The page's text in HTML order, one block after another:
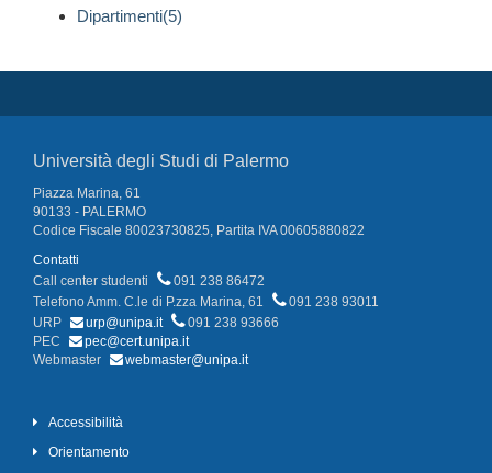
Dipartimenti(5)
Università degli Studi di Palermo
Piazza Marina, 61
90133 - PALERMO
Codice Fiscale 80023730825, Partita IVA 00605880822
Contatti
Call center studenti
091 238 86472
Telefono Amm. C.le di P.zza Marina, 61
091 238 93011
URP
urp@unipa.it
091 238 93666
PEC
pec@cert.unipa.it
Webmaster
webmaster@unipa.it
Accessibilità
Orientamento